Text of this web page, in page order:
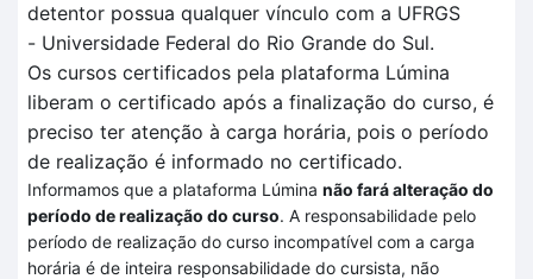
detentor possua qualquer vínculo com a UFRGS
- Universidade Federal do Rio Grande do Sul.
Os cursos certificados pela plataforma Lúmina
liberam o certificado após a finalização do curso, é
preciso ter atenção à carga horária, pois o período
de realização é informado no certificado.
Informamos que a plataforma Lúmina não fará alteração do
período de realização do curso. A responsabilidade pelo
período de realização do curso incompatível com a carga
horária é de inteira responsabilidade do cursista, não